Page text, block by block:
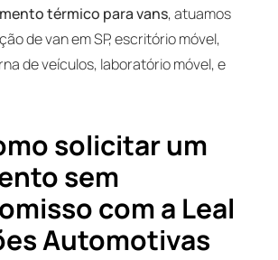
térmico para vans, atuamos
de van em SP, escritório móvel,
de veículos, laboratório móvel, e
solicitar um
sem
com a Leal
Automotivas